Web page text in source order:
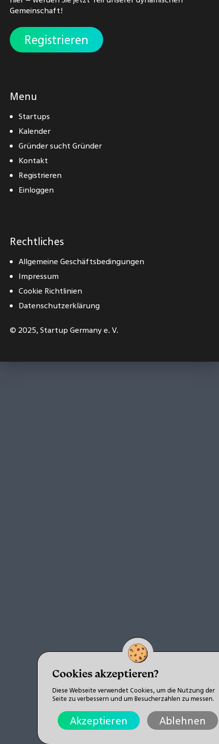
Gemeinschaft!
Registrieren
Menu
Startups
Kalender
Gründer sucht Gründer
Kontakt
Registrieren
Einloggen
Rechtliches
Allgemeine Geschäftsbedingungen
Impressum
Cookie Richtlinien
Datenschutzerklärung
© 2025,Startup Germany e. V.
Cookies akzeptieren?
Diese Webseite verwendet Cookies, um die Nutzung der
Seite zu verbessern und um Besucherzahlen zu messen.
Akzeptieren Ablehnen